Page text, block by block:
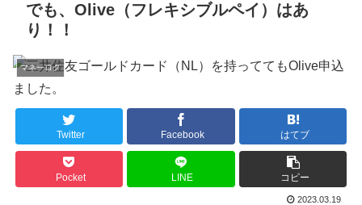
でも、Olive（フレキシブルペイ）はあ
り！！
マネーログ
Twitter Facebook はてブ
Pocket LINE コピー
2023.03.19